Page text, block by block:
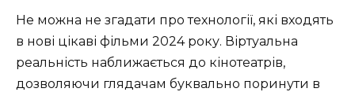
Не можна не згадати про технології, які входять
в нові цікаві фільми 2024 року. Віртуальна
реальність наближається до кінотеатрів,
дозволяючи глядачам буквально поринути в